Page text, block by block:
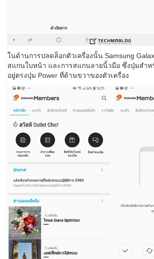
ในด้านการปลดล็อกตัวเครื่องนั้น Samsung
สแกนใบหน้า และการสแกนลายนิ้วมือ ซึ่งปุ่มสำ
อยู่ตรงปุ่ม Power ที่ด้านขวาของตัวเครื่อง